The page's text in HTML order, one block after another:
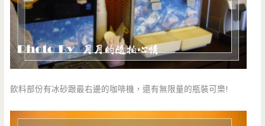
飲料部份有冰砂跟最右邊的咖啡機，還有無限量的瓶裝可樂!